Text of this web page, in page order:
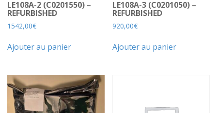
LE108A-2 (C0201550) –
REFURBISHED
1542,00€
Ajouter au panier
LE108A-3 (C0201050) –
REFURBISHED
920,00€
Ajouter au panier